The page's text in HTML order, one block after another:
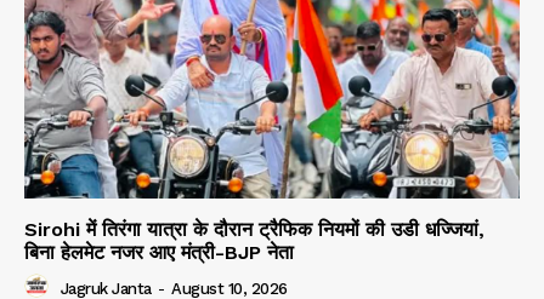
Sirohi में तिरंगा यात्रा के दौरान ट्रैफिक नियमों की उडी धज्जियां,
बिना हेलमेट नजर आए मंत्री-BJP नेता
Jagruk Janta - August 10, 2026